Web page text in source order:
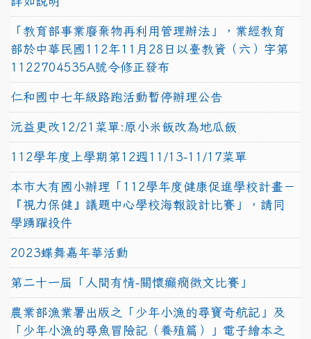
「教育部事業廢棄物再利用管理辦法」，業經教育
部於中華民國112年11月28日以臺教資（六）字第
1122704535A號令修正發布
仁和國中七年級路跑活動暫停辦理公告
沅益更改12/21菜單:原小米飯改為地瓜飯
112學年度上學期第12週11/13-11/17菜單
本市大有國小辦理「112學年度健康促進學校計畫－
『視力保健』議題中心學校海報設計比賽」，請同
學踴躍投件
2023蝶舞嘉年華活動
第二十一屆「人間有情-關懷癲癇徵文比賽」
農業部漁業署出版之「少年小漁的尋寶奇航記」及
「少年小漁的尋魚冒險記（養殖篇）」電子繪本之